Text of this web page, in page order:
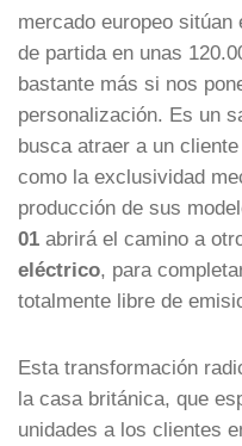
mercado europeo sitúan
de partida en unas
bastante más si nos
personalización. Es un
busca atraer a un
como la exclusividad
producción de sus
01 abrirá el camino a
eléctrico, para
totalmente libre de
Esta transformación
la casa británica, que
unidades a los clientes